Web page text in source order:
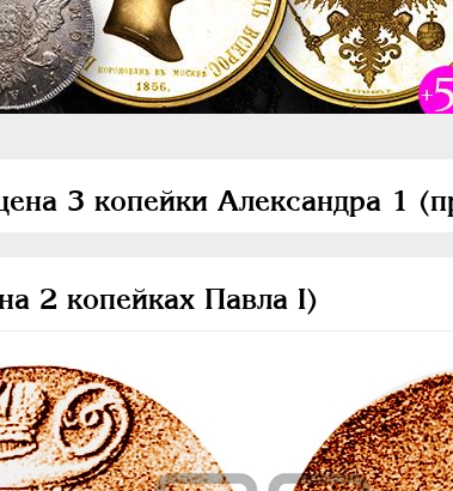
3 копейки Александра 1
2 копейках Павла I)